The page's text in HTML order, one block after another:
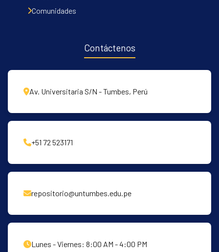
Comunidades
Contáctenos
Av. Universitaria S/N - Tumbes, Perú
+51 72 523171
repositorio@untumbes.edu.pe
Lunes - Viernes: 8:00 AM - 4:00 PM